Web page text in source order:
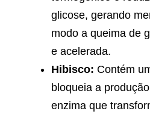
glicose, gerando
modo a queima de
e acelerada.
Hibisco: Contém
bloqueia a
enzima que